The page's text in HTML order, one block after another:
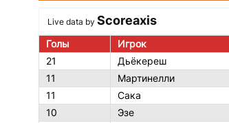
Live data by Scoreaxis
Голы
Игрок
21
Дьёкереш
11
Мартинелли
11
Сака
10
Эзе